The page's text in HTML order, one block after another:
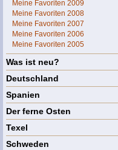
Meine Favoriten 2009
Meine Favoriten 2008
Meine Favoriten 2007
Meine Favoriten 2006
Meine Favoriten 2005
Was ist neu?
Deutschland
Spanien
Der ferne Osten
Texel
Schweden